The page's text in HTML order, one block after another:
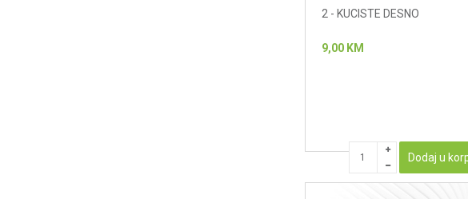
2 - KUCISTE DESNO
9,00 KM
Dodaj u